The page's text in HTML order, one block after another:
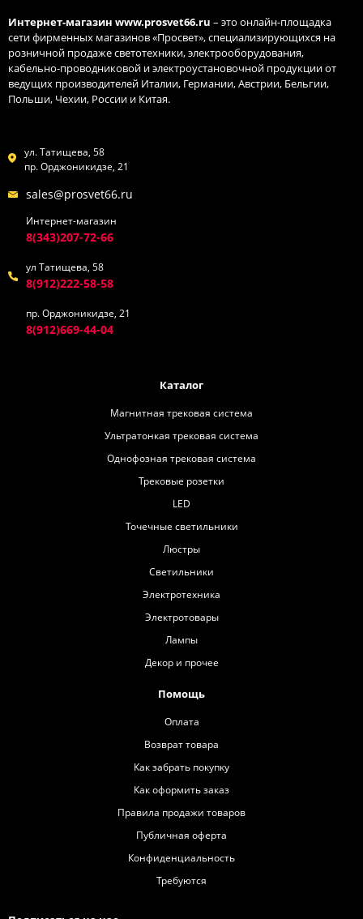
Интернет-магазин www.prosvet66.ru – это онлайн-площадка
сети фирменных магазинов «Просвет», специализирующихся на
розничной продаже светотехники, электрооборудования,
кабельно-проводниковой и электроустановочной продукции от
ведущих производителей Италии, Германии, Австрии, Бельгии,
Польши, Чехии, России и Китая.
ул. Татищева, 58
пр. Орджоникидзе, 21
sales@prosvet66.ru
Интернет-магазин
8(343)207-72-66
ул Татищева, 58
8(912)222-58-58
пр. Орджоникидзе, 21
8(912)669-44-04
Каталог
Магнитная трековая система
Ультратонкая трековая система
Однофозная трековая система
Трековые розетки
LED
Точечные светильники
Люстры
Светильники
Электротехника
Электротовары
Лампы
Декор и прочее
Помощь
Оплата
Возврат товара
Как забрать покупку
Как оформить заказ
Правила продажи товаров
Публичная оферта
Конфиденциальность
Требуются